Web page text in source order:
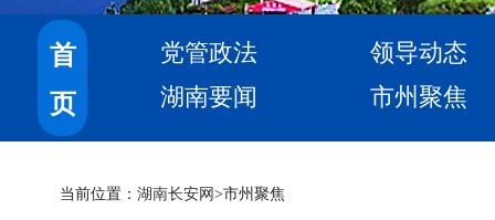
首
页
党管政法
领导动态
湖南要闻
市州聚焦
当前位置： 湖南长安网 >市州聚焦